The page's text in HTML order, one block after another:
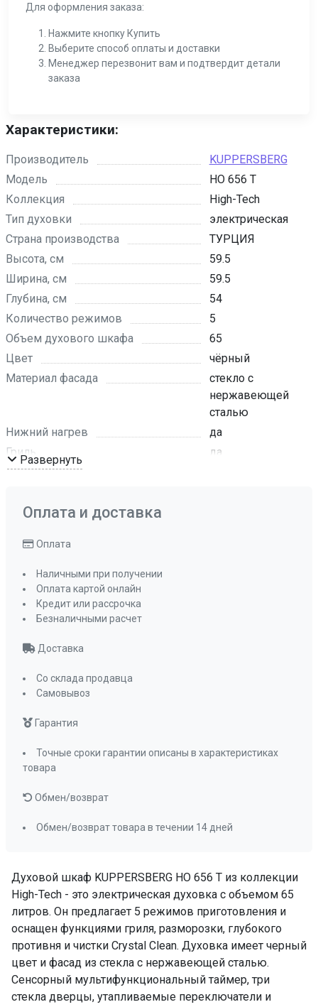
Для оформления заказа:
Нажмите кнопку Купить
Выберите способ оплаты и доставки
Менеджер перезвонит вам и подтвердит детали
заказа
Характеристики:
Производитель
KUPPERSBERG
Модель
HO 656 T
Коллекция
High-Tech
Тип духовки
электрическая
Страна производства
ТУРЦИЯ
Высота, см
59.5
Ширина, см
59.5
Глубина, см
54
Количество режимов
5
Объем духового шкафа
65
Цвет
чёрный
Материал фасада
стекло с
нержавеющей
сталью
Нижний нагрев
да
Гриль
да
Гриль и нижний нагрев
Гриль и нижний нагрев с конвекцией
Режим «Шаббат»
Эмаль легкой очистки
Съемная дверца духового шкафа
Съемное внутреннее стекло
Размер ниши для встраивания (ВхШхГ), мм
Мощность подключения
Класс энергопотребления
A
Телескопические направляющие
нет ( опция )
Переключатели (тип)
утапливаемые
Очистка духовки
гидролизная
Количество стекол дверцы
3
Направляющие для противней
хромированные,
съемные
Решетка для гриля
да
Глубокий противень
да
Развернуть
Духовой шкаф KUPPERSBERG HO 656 T из коллекции
High-Tech - это электрическая духовка с объемом 65
литров. Он предлагает 5 режимов приготовления и
оснащен функциями гриля, разморозки, глубокого
противня и чистки Crystal Clean. Духовка имеет черный
цвет и фасад из стекла с нержавеющей сталью.
Сенсорный мультифункциональный таймер, три
стекла дверцы, утапливаемые переключатели и
Оплата и доставка
Оплата
Наличными при получении
Оплата картой онлайн
Кредит или рассрочка
Безналичными расчет
Доставка
Со склада продавца
Самовывоз
Гарантия
Точные сроки гарантии описаны в характеристиках
товара
Обмен/возврат
Обмен/возврат товара в течении 14 дней